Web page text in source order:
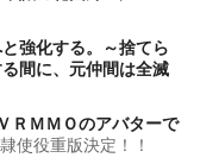
強化する。～捨てら
間に、元仲間は全滅
ＲＭＭＯのアバターで
使役重版決定！！